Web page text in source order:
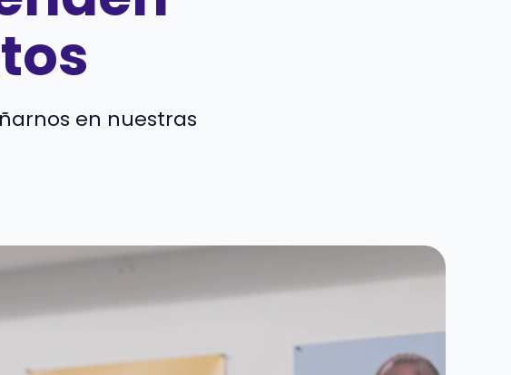
en nuestras